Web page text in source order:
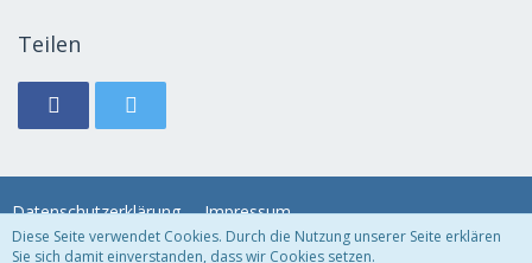
Teilen
Datenschutzerklärung Impressum
Diese Seite verwendet Cookies. Durch die Nutzung unserer Seite erklären
Sie sich damit einverstanden, dass wir Cookies setzen.